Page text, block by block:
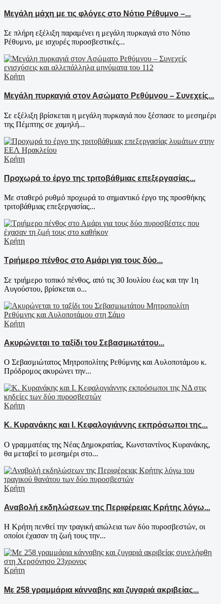
Μεγάλη μάχη με τις φλόγες στο Νότιο Ρέθυμνο –...
Σε πλήρη εξέλιξη παραμένει η μεγάλη πυρκαγιά στο Νότιο
Ρέθυμνο, με ισχυρές πυροσβεστικές...
Κρήτη
Μεγάλη πυρκαγιά στον Ασώματο Ρεθύμνου – Συνεχείς...
Σε εξέλιξη βρίσκεται η μεγάλη πυρκαγιά που ξέσπασε το μεσημέρι
της Πέμπτης σε χαμηλή...
Κρήτη
Προχωρά το έργο της τριτοβάθμιας επεξεργασίας...
Με σταθερό ρυθμό προχωρά το σημαντικό έργο της προσθήκης
τριτοβάθμιας επεξεργασίας...
Κρήτη
Τριήμερο πένθος στο Αμάρι για τους δύο...
Σε τριήμερο τοπικό πένθος, από τις 30 Ιουλίου έως και την 1η
Αυγούστου, βρίσκεται ο...
Κρήτη
Ακυρώνεται το ταξίδι του Σεβασμιωτάτου...
Ο Σεβασμιώτατος Μητροπολίτης Ρεθύμνης και Αυλοποτάμου κ.
Πρόδρομος ακυρώνει την...
Κρήτη
Κ. Κυρανάκης και Ι. Κεφαλογιάννης εκπρόσωποι της...
Ο γραμματέας της Νέας Δημοκρατίας, Κωνσταντίνος Κυρανάκης,
θα μεταβεί το μεσημέρι στο...
Κρήτη
Αναβολή εκδηλώσεων της Περιφέρειας Κρήτης λόγω...
Η Κρήτη πενθεί την τραγική απώλεια των δύο πυροσβεστών, οι
οποίοι έχασαν τη ζωή τους την...
Κρήτη
Με 258 γραμμάρια κάνναβης και ζυγαριά ακριβείας...